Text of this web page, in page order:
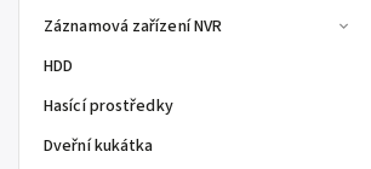
Záznamová zařízení NVR
HDD
Hasící prostředky
Dveřní kukátka